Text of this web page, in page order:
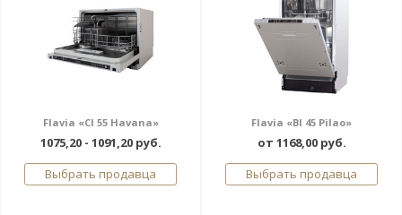
Flavia «CI 55 Havana»
1075,20 - 1091,20 руб.
Выбрать продавца
Flavia «BI 45 Pilao»
от 1168,00 руб.
Выбрать продавца